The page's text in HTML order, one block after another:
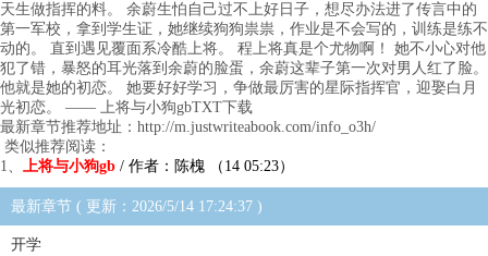
天生做指挥的料。 余蔚生怕自己过不上好日子，想尽办法进了传言中的
第一军校，拿到学生证，她继续狗狗祟祟，作业是不会写的，训练是练不
动的。 直到遇见覆面系冷酷上将。 程上将真是个尤物啊！ 她不小心对他
犯了错，暴怒的耳光落到余蔚的脸蛋，余蔚这辈子第一次对男人红了脸。
他就是她的初恋。 她要好好学习，争做最厉害的星际指挥官，迎娶白月
光初恋。 —— 上将与小狗gbTXT下载
最新章节推荐地址：http://m.justwriteabook.com/info_o3h/
类似推荐阅读：
1、 上将与小狗gb / 作者：陈槐 （14 05:23）
最新章节 ( 更新：2026/5/14 17:24:37 )
开学